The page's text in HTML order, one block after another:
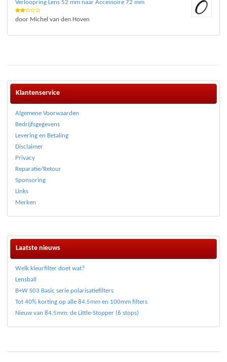
Verloopring Lens 52 mm naar Accessoire 72 mm
Waar
door Michel van den Hoven
Klantenservice
Algemene Voorwaarden
Bedrijfsgegevens
Levering en Betaling
Disclaimer
Privacy
Reparatie/Retour
Sponsoring
Links
Merken
Laatste nieuws
Welk kleurfilter doet wat?
Lensball
B+W S03 Basic serie polarisatiefilters
Tot 40% korting op alle 84.5mm en 100mm filters
Nieuw van 84.5mm: de Little-Stopper (6 stops)